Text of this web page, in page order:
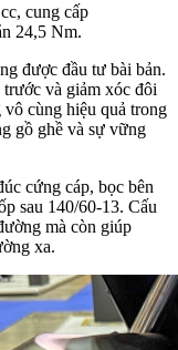
cung cấp
24,5 Nm.
được đầu tư bài bản.
và giảm xóc đôi
cùng hiệu quả trong
gồ ghề và sự vững
cứng cáp, bọc bên
sau 140/60-13. Cấu
mà còn giúp
xa.